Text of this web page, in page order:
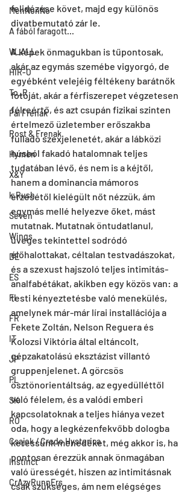
MenNonNo
A fából faragott...
W_ALL
HIR-O
To_R
Pal Frenak
Rost & Frenak
Hymen
X&Y
k.Rush
Seven
Wings
DE
ES
FI
FR
IT
JP
PL
SK
RO
Csajok / Credo Hysterica
Instinct
CrAzyRunnErs
felidézése követ, majd egy különös
divatbemutató zár le.
A képek önmagukban is tűpontosak,
akár az egymás szemébe vigyorgó, de
egyébként velejéig féltékeny barátnők
fotóját, akár a férfiszerepet végzetesen
félreértő, és azt csupán fizikai szinten
értelmező üzletember erőszakba
fulladó szexjelenetét, akár a lábközi
húsból fakadó hatalomnak teljes
tudatában lévő, és nem is a kéjtől,
hanem a dominancia mámoros
érzésétől kielégült nőt nézzük, ám
egymás mellé helyezve őket, mást
mutatnak. Mutatnak öntudatlanul,
üveges tekintettel sodródó
élőhalottakat, céltalan testvadászokat,
és a szexust hajszoló teljes intimitás-
analfabétákat, akikben egy közös van: a
testi kényeztetésbe való menekülés,
amelynek már-már lírai installációja a
Fekete Zoltán, Nelson Reguera és
Kolozsi Viktória által eltáncolt,
gépzakatolású eksztázist villantó
gruppenjelenet. A görcsös
ösztönorientáltság, az egyedülléttől
való félelem, és a valódi emberi
kapcsolatoknak a teljes hiánya vezet
oda, hogy a legkézenfekvőbb dologba
keressünk menedéket, még akkor is, ha
pontosan érezzük annak önmagában
való ürességét, hiszen az intimitásnak
csak szükséges, ám nem elégséges